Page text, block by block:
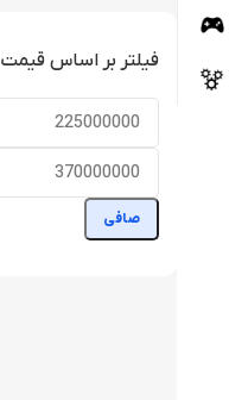
فیلتر بر اساس قیمت
صافی